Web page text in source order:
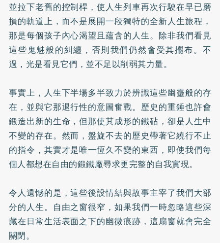
並拉下老舊的控制桿，使人生列車再次行駛在早已磨
損的軌道上，而不是展開一段獨特的全新人生旅程，
那是每個孩子內心渴望且蘊含的人生。除非我們看見
這些鬼魅般的糾纏，否則我們仍然會受其擺布。不
過，光是看見它們，並不足以削弱其力量。
事實上，人生下半場多半致力於辨識這些幽靈般的存
在，並與它那退行性的意圖奮戰。歷史的重錘也許會
鍛造出新的生命，但那使其成形的鐵砧，卻是人生中
不變的存在。然而，盤旋不去的歷史帶著它繞行不止
的指令，其實才是唯一恆久不變的東西，即使我們每
個人都想在自由的鍛鐵廠尋求更完整的自我實現。
令人遺憾的是，這些後設情結與故事主宰了我們大部
分的人生。自由之窗很窄，如果我們一時忽略這些深
藏在日常生活表面之下的幽微痕跡，這扇窗就會完全
關閉。